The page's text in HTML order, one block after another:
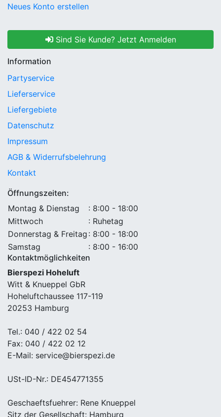
Neues Konto erstellen
Sind Sie Kunde? Jetzt Anmelden
Information
Partyservice
Lieferservice
Liefergebiete
Datenschutz
Impressum
AGB & Widerrufsbelehrung
Kontakt
Öffnungszeiten:
Montag & Dienstag
: 8:00 - 18:00
Mittwoch
: Ruhetag
Donnerstag & Freitag : 8:00 - 18:00
Samstag
: 8:00 - 16:00
Kontaktmöglichkeiten
Bierspezi Hoheluft
Witt & Knueppel GbR
Hoheluftchaussee 117-119
20253 Hamburg
Tel.: 040 / 422 02 54
Fax: 040 / 422 02 12
E-Mail: service@bierspezi.de
USt-ID-Nr.: DE454771355
Geschaeftsfuehrer: Rene Knueppel
Sitz der Gesellschaft: Hamburg